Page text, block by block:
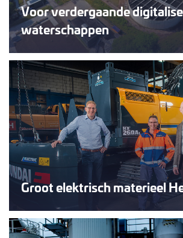
Voor verdergaande
waterschappen
Groot elektrisch materieel